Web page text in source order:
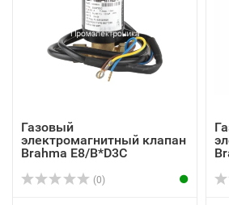
Газовый
электромагнитный клапан
Brahma E8/B*D3C
(0)